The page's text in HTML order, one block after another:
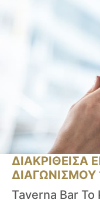
ΔΙΑΚΡΙΘΕΙΣΑ
ΔΙΑΓΩΝΙΣΜΟΥ
Taverna Bar To